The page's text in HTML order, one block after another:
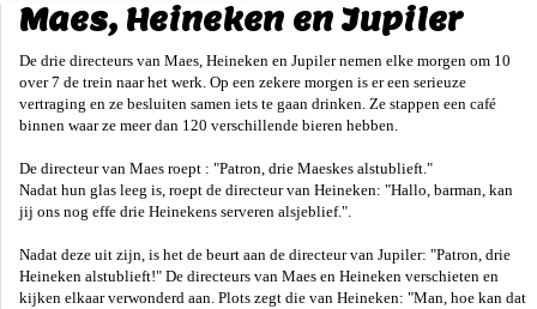
Maes, Heineken en Jupiler
De drie directeurs van Maes, Heineken en Jupiler nemen elke morgen om 10
over 7 de trein naar het werk. Op een zekere morgen is er een serieuze
vertraging en ze besluiten samen iets te gaan drinken. Ze stappen een café
binnen waar ze meer dan 120 verschillende bieren hebben.
De directeur van Maes roept : "Patron, drie Maeskes alstublieft."
Nadat hun glas leeg is, roept de directeur van Heineken: "Hallo, barman, kan
jij ons nog effe drie Heinekens serveren alsjeblief.".
Nadat deze uit zijn, is het de beurt aan de directeur van Jupiler: "Patron, drie
Heineken alstublieft!" De directeurs van Maes en Heineken verschieten en
kijken elkaar verwonderd aan. Plots zegt die van Heineken: "Man, hoe kan dat